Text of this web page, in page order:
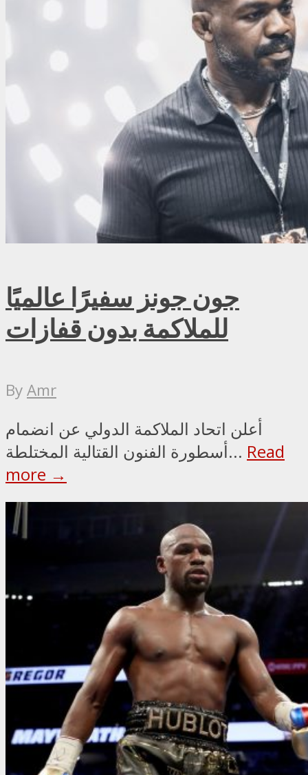
جون جونز سفيرًا عالميًا
للملاكمة بدون قفازات
ByAmr
أعلن اتحاد الملاكمة الدولي عن انضمام
أسطورة الفنون القتالية المختلطة... Read
more →